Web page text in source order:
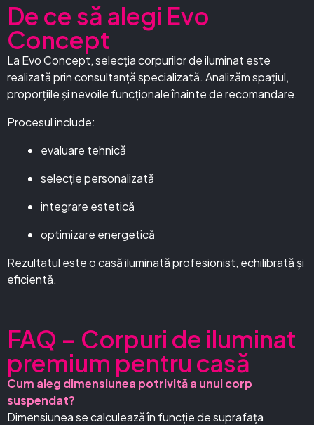
De ce să alegi Evo
Concept
La Evo Concept, selecția corpurilor de iluminat este
realizată prin consultanță specializată. Analizăm spațiul,
proporțiile și nevoile funcționale înainte de recomandare.
Procesul include:
evaluare tehnică
selecție personalizată
integrare estetică
optimizare energetică
Rezultatul este o casă iluminată profesionist, echilibrată și
eficientă.
FAQ – Corpuri de iluminat
premium pentru casă
Cum aleg dimensiunea potrivită a unui corp
suspendat?
Dimensiunea se calculează în funcție de suprafața